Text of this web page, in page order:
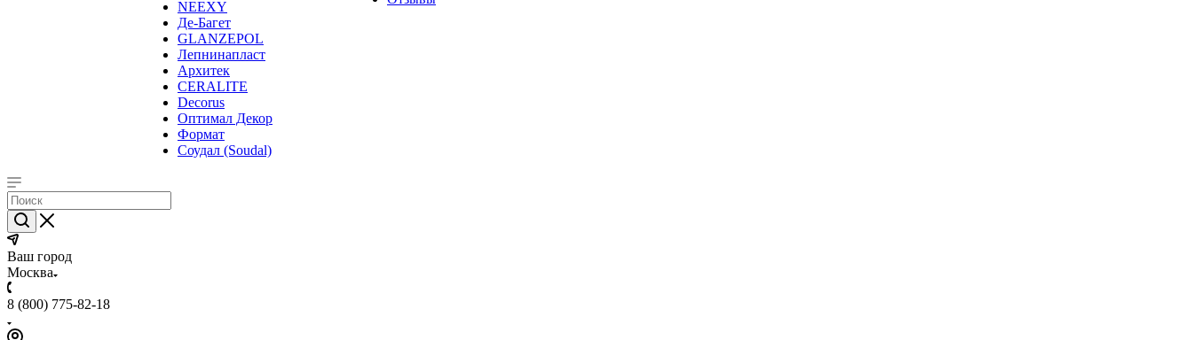
NEEXY
Де-Багет
GLANZEPOL
Лепнинапласт
Архитек
CERALITE
Decorus
Оптимал Декор
Формат
Соудал (Soudal)
Ваш город
Москва
8 (800) 775-82-18